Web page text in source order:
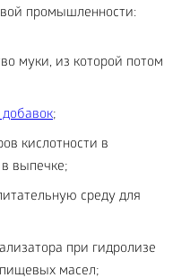
промышленности:
муки, из которой потом
;
кислотности в
выпечке;
среду для
при гидролизе
масел;